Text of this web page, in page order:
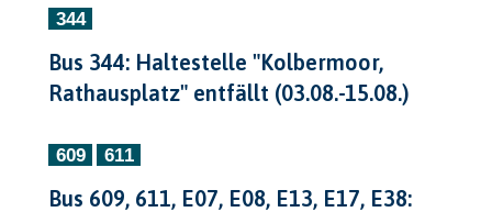
Bus 344: Haltestelle "Kolbermoor,
Rathausplatz" entfällt (03.08.-15.08.)
Bus 609, 611, E07, E08, E13, E17, E38: